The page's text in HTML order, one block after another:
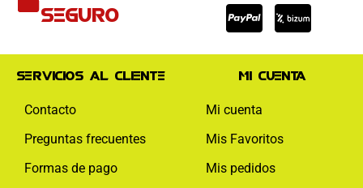
seguro visa
paypal
Servicios al cliente
Contacto
Preguntas frecuentes
Formas de pago
Mi cuenta
Mi cuenta
Mis Favoritos
Mis pedidos